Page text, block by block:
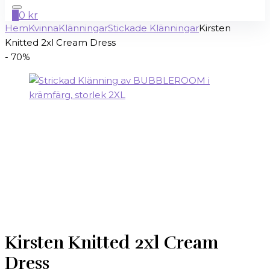
0 kr
HemKvinnaKlänningarStickade KlänningarKirsten
Knitted 2xl Cream Dress
- 70%
Kirsten Knitted 2xl Cream
Dress